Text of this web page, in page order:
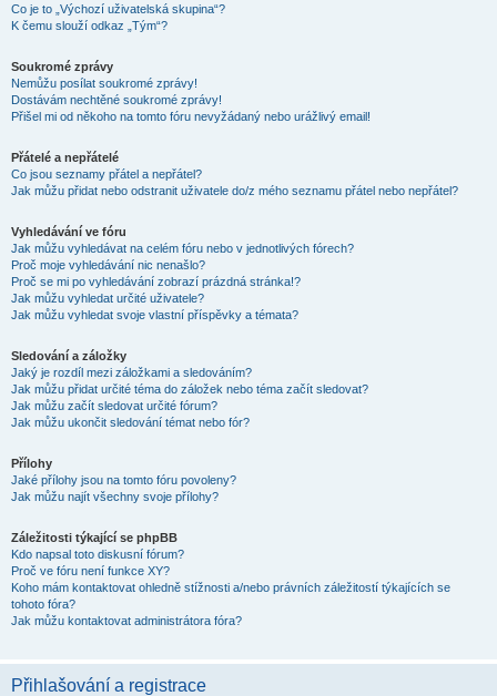
Co je to „Výchozí uživatelská skupina“?
K čemu slouží odkaz „Tým“?
Soukromé zprávy
Nemůžu posílat soukromé zprávy!
Dostávám nechtěné soukromé zprávy!
Přišel mi od někoho na tomto fóru nevyžádaný nebo urážlivý email!
Přátelé a nepřátelé
Co jsou seznamy přátel a nepřátel?
Jak můžu přidat nebo odstranit uživatele do/z mého seznamu přátel nebo nepřátel?
Vyhledávání ve fóru
Jak můžu vyhledávat na celém fóru nebo v jednotlivých fórech?
Proč moje vyhledávání nic nenašlo?
Proč se mi po vyhledávání zobrazí prázdná stránka!?
Jak můžu vyhledat určité uživatele?
Jak můžu vyhledat svoje vlastní příspěvky a témata?
Sledování a záložky
Jaký je rozdíl mezi záložkami a sledováním?
Jak můžu přidat určité téma do záložek nebo téma začít sledovat?
Jak můžu začít sledovat určité fórum?
Jak můžu ukončit sledování témat nebo fór?
Přílohy
Jaké přílohy jsou na tomto fóru povoleny?
Jak můžu najít všechny svoje přílohy?
Záležitosti týkající se phpBB
Kdo napsal toto diskusní fórum?
Proč ve fóru není funkce XY?
Koho mám kontaktovat ohledně stížnosti a/nebo právních záležitostí týkajících se
tohoto fóra?
Jak můžu kontaktovat administrátora fóra?
Přihlašování a registrace